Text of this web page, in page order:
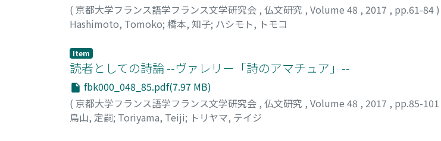
( 京都大学フランス語学フランス文学研究会 , 仏文研究 , Volume 48 , 2017 , pp.61-84)
Hashimoto, Tomoko; 橋本, 知子; ハシモト, トモコ
Item
読者としての詩論 --ヴァレリー「詩のアマチュア」--
fbk000_048_85.pdf(7.97 MB)
( 京都大学フランス語学フランス文学研究会 , 仏文研究 , Volume 48 , 2017 , pp.85-101
鳥山, 定嗣; Toriyama, Teiji; トリヤマ, テイジ